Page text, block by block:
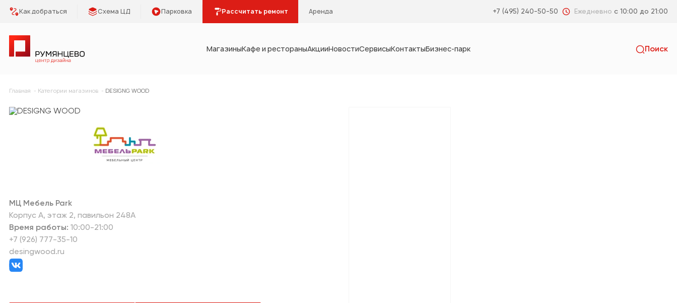
Как добраться Схема ЦД Парковка Рассчитать ремонт Аренда +7 (495) 240-50-50 Ежедневно с 10:00 до 21:00
МагазиныКафе и рестораныАкцииНовостиСервисыКонтактыБизнес-парк Поиск
Мебель Park
Напольные покрытия
Текстиль
Товары для загородного дома
Главная Категории магазинов DESIGNG WOOD
МЦ Мебель Park
Корпус А этаж 2 павильон 248А
Время работы: 10:00-21:00
+7 (926) 777-35-10
desingwood.ru